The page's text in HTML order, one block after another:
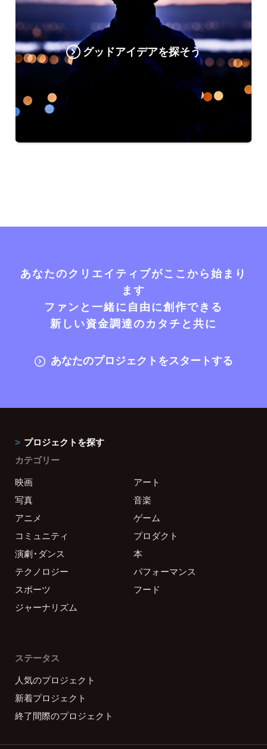
グッドアイデアを探そう
あなたのクリエイティブがここから始まり
ます
ファンと一緒に自由に創作できる
新しい資金調達のカタチと共に
あなたのプロジェクトをスタートする
プロジェクトを探す
カテゴリー
映画
アート
写真
音楽
アニメ
ゲーム
コミュニティ
プロダクト
演劇・ダンス
本
テクノロジー
パフォーマンス
スポーツ
フード
ジャーナリズム
ステータス
人気のプロジェクト
新着プロジェクト
終了間際のプロジェクト